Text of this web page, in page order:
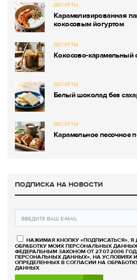
ДЕСЕРТЫ
Карамелизированная
кокосовым йогуртом
ДЕСЕРТЫ
Кокосово-карамельный
ДЕСЕРТЫ
Белый шоколад без
ДЕСЕРТЫ
Карамельное песочное
ПОДПИСКА НА НОВОСТИ
НАЖИМАЯ КНОПКУ «ПОДПИСАТЬСЯ», Я
ОБРАБОТКУ МОИХ ПЕРСОНАЛЬНЫХ
ФЕДЕРАЛЬНЫМ ЗАКОНОМ ОТ 27.07.2006
ПЕРСОНАЛЬНЫХ ДАННЫХ», НА УСЛОВИЯХ
ОПРЕДЕЛЕННЫХ В СОГЛАСИИ НА
ДАННЫХ